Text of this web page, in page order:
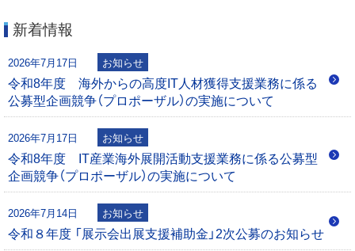
0
～
2
0
0
ー
シ
ョ
ン
新着情報
2026年7月17日 お知らせ
令和8年度 海外からの高度IT人材獲得支援業務に係る
公募型企画競争（プロポーザル）の実施について
2026年7月17日 お知らせ
令和8年度 IT産業海外展開活動支援業務に係る公募型
企画競争（プロポーザル）の実施について
2026年7月14日 お知らせ
令和８年度 「展示会出展支援補助金」2次公募のお知らせ